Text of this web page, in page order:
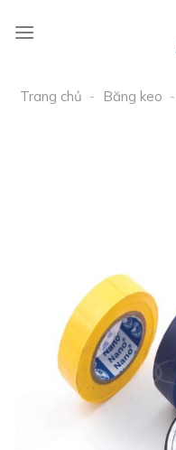
qua
Trang chủ - Băng keo -